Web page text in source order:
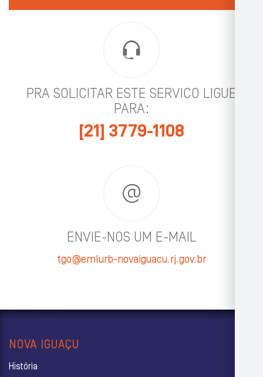
PRA SOLICITAR ESTE SERVICO LIGUE
PARA:
[21] 3779-1108
ENVIE-NOS UM E-MAIL
tgo@emlurb-novaiguacu.rj.gov.br
NOVA IGUAÇU
História